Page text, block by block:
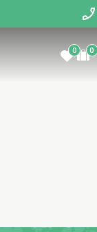
0 0